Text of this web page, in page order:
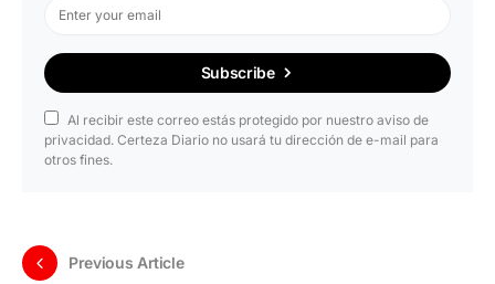
Subscribe
Al recibir este correo estás protegido por nuestro aviso de
privacidad. Certeza Diario no usará tu dirección de e-mail para
otros fines.
Previous Article